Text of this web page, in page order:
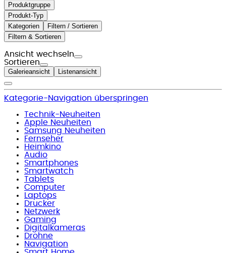
Produktgruppe
Produkt-Typ
Kategorien
Filtern / Sortieren
Filtern & Sortieren
Ansicht wechseln
Sortieren
Galerieansicht Listenansicht
Kategorie-Navigation überspringen
Technik-Neuheiten
Apple Neuheiten
Samsung Neuheiten
Fernseher
Heimkino
Audio
Smartphones
Smartwatch
Tablets
Computer
Laptops
Drucker
Netzwerk
Gaming
Digitalkameras
Drohne
Navigation